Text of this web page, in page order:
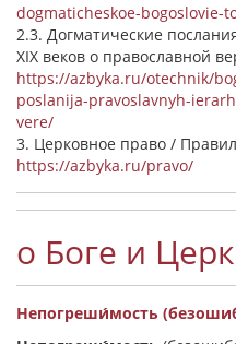
dogmaticheskoe-bogoslovie-
2.3. Догматические
XIX веков о православной
https://azbyka.ru/otechnik/
poslanija-pravoslavnyh-
vere/
3. Церковное право /
https://azbyka.ru/pravo/
о Боге и
Непогреши́мость